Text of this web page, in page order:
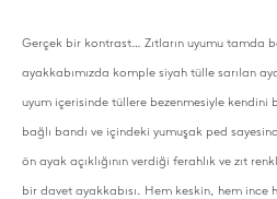
Gerçek bir kontrast… Zıtların uyumu tamda
ayakkabımızda komple siyah tülle sarılan
uyum içerisinde tüllere bezenmesiyle
bağlı bandı ve içindeki yumuşak ped
ön ayak açıklığının verdiği ferahlık ve zıt
bir davet ayakkabısı. Hem keskin, hem